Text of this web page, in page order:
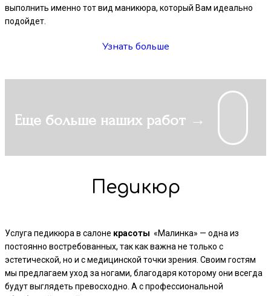
выполнить именно тот вид маникюра, который Вам идеально
подойдет.
Узнать больше
Еще больше наших работ →
Педикюр
Услуга педикюра в салоне красоты «Малинка» — одна из
постоянно востребованных, так как важна не только с
эстетической, но и с медицинской точки зрения. Своим гостям
мы предлагаем уход за ногами, благодаря которому они всегда
будут выглядеть превосходно. А с профессиональной